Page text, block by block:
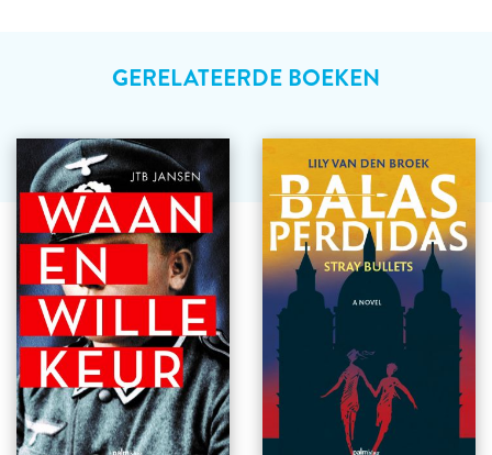
GERELATEERDE BOEKEN